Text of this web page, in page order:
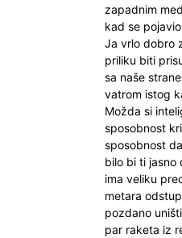
zapadnim
kad se
Ja vrlo dobro
priliku biti
sa naše
vatrom istog
Možda si
sposobnost
sposobnost
bilo bi ti jasno
ima veliku
metara
pozdano
par raketa iz